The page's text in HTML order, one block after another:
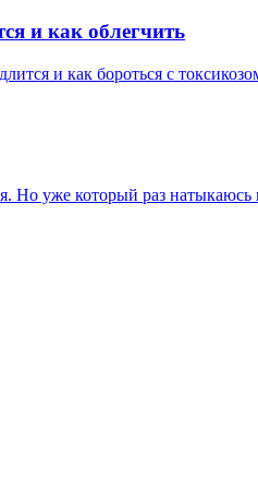
и как облегчить
и как бороться с
Но уже который раз